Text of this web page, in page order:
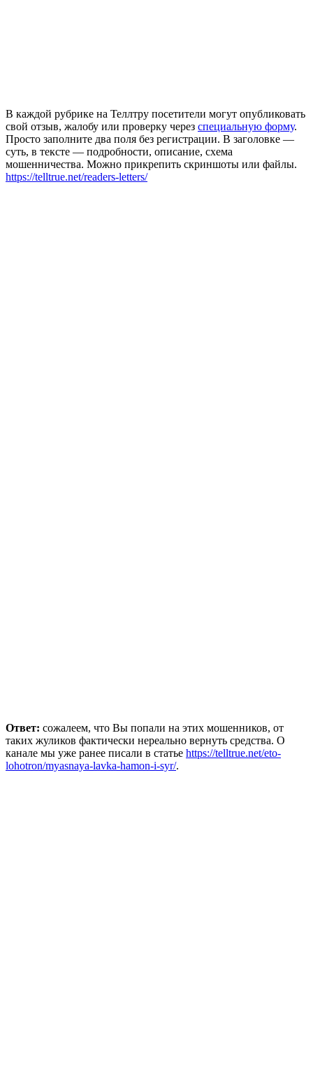
В каждой рубрике на Теллтру посетители могут опубликовать
свой отзыв, жалобу или проверку через специальную форму.
Просто заполните два поля без регистрации. В заголовке —
суть, в тексте — подробности, описание, схема
мошенничества. Можно прикрепить скриншоты или файлы.
https://telltrue.net/readers-letters/
Ответ: сожалеем, что Вы попали на этих мошенников, от
таких жуликов фактически нереально вернуть средства. О
канале мы уже ранее писали в статье https://telltrue.net/eto-
lohotron/myasnaya-lavka-hamon-i-syr/.